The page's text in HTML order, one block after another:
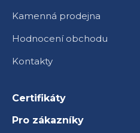
Kamenná prodejna
Hodnocení obchodu
Kontakty
Certifikáty
Pro zákazníky